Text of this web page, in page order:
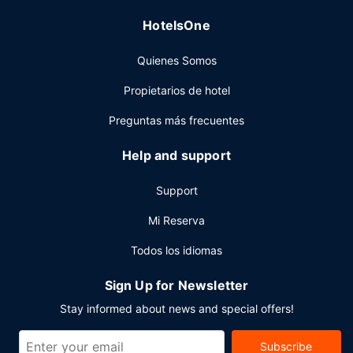
HotelsOne
Quienes Somos
Propietarios de hotel
Preguntas más frecuentes
Help and support
Support
Mi Reserva
Todos los idiomas
Sign Up for Newsletter
Stay informed about news and special offers!
Subscribe